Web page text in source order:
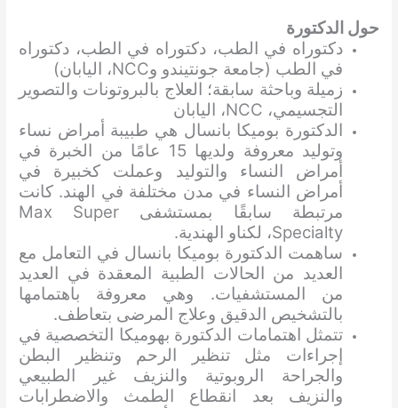
حول الدكتورة
دكتوراه في الطب، دكتوراه في الطب، دكتوراه
في الطب (جامعة جونتيندو وNCC، اليابان)
زميلة وباحثة سابقة؛ العلاج بالبروتونات والتصوير
التجسيمي، NCC، اليابان
الدكتورة بوميكا بانسال هي طبيبة أمراض نساء
وتوليد معروفة ولديها 15 عامًا من الخبرة في
أمراض النساء والتوليد وعملت كخبيرة في
أمراض النساء في مدن مختلفة في الهند. كانت
مرتبطة سابقًا بمستشفى Max Super
Specialty، لكناو الهندية.
ساهمت الدكتورة بوميكا بانسال في التعامل مع
العديد من الحالات الطبية المعقدة في العديد
من المستشفيات. وهي معروفة باهتمامها
بالتشخيص الدقيق وعلاج المرضى بتعاطف.
تتمثل اهتمامات الدكتورة بهوميكا التخصصية في
إجراءات مثل تنظير الرحم وتنظير البطن
والجراحة الروبوتية والنزيف غير الطبيعي
والنزيف بعد انقطاع الطمث والاضطرابات